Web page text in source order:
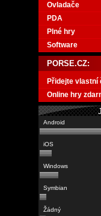
Ovladače
PDA
Plné hry
Software
PORSE.CZ:
Přidejte vlastní
Online hry